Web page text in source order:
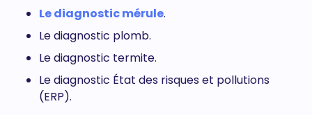
Le diagnostic mérule.
Le diagnostic plomb.
Le diagnostic termite.
Le diagnostic État des risques et pollutions
(ERP).